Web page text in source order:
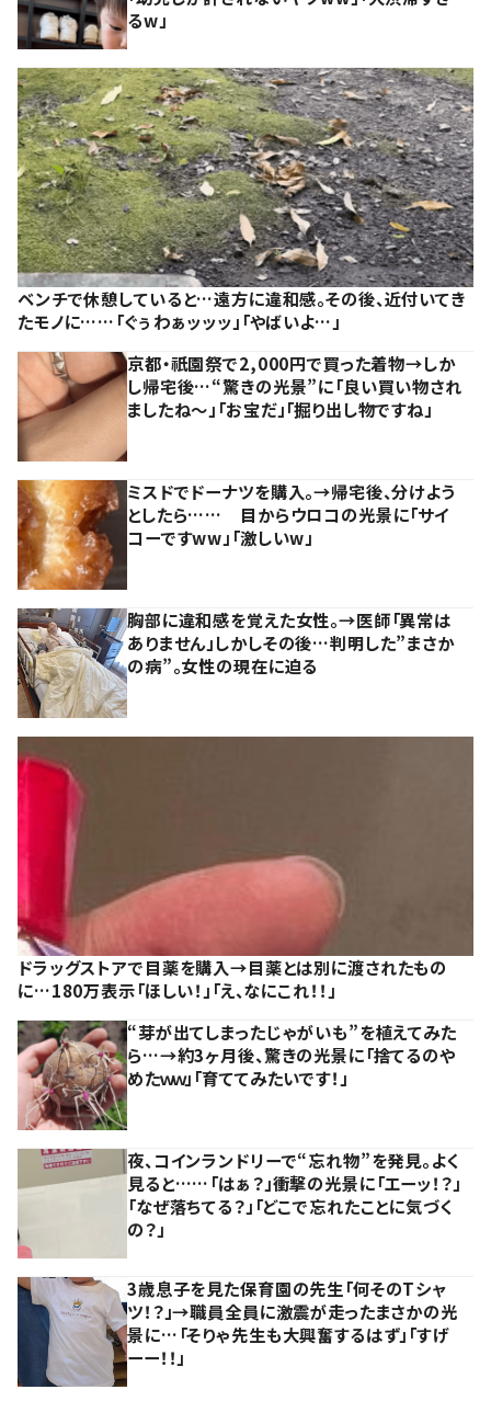
るw」
ベンチで休憩していると…遠方に違和感。その後、近付いてき
たモノに……「ぐぅわぁッッッ」「やばいよ…」
京都・祇園祭で2,000円で買った着物→しか
し帰宅後…“驚きの光景”に「良い買い物され
ましたね～」「お宝だ」「掘り出し物ですね」
ミスドでドーナツを購入。→帰宅後、分けよう
としたら…… 目からウロコの光景に「サイ
コーですww」「激しいw」
胸部に違和感を覚えた女性。→医師「異常は
ありません」しかしその後…判明した”まさか
の病”。女性の現在に迫る
ドラッグストアで目薬を購入→目薬とは別に渡されたもの
に…180万表示「ほしい！」「え、なにこれ！！」
“芽が出てしまったじゃがいも”を植えてみた
ら…→約3ヶ月後、驚きの光景に「捨てるのや
めたｗｗ」「育ててみたいです！」
夜、コインランドリーで“忘れ物”を発見。よく
見ると……「はぁ？」衝撃の光景に「エーッ！？」
「なぜ落ちてる？」「どこで忘れたことに気づく
の？」
3歳息子を見た保育園の先生「何そのTシャ
ツ！？」→職員全員に激震が走ったまさかの光
景に…「そりゃ先生も大興奮するはず」「すげ
ーー！！」